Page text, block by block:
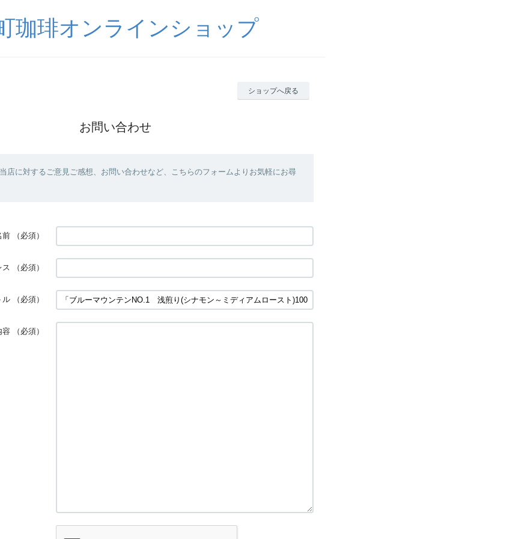
町珈琲オンラインショップ
ショップへ戻る
お問い合わせ
店に対するご意見ご感想、お問い合わせなど、こちらのフォームよりお気軽にお尋
前 （必須）
ス （必須）
ル （必須）
容 （必須）